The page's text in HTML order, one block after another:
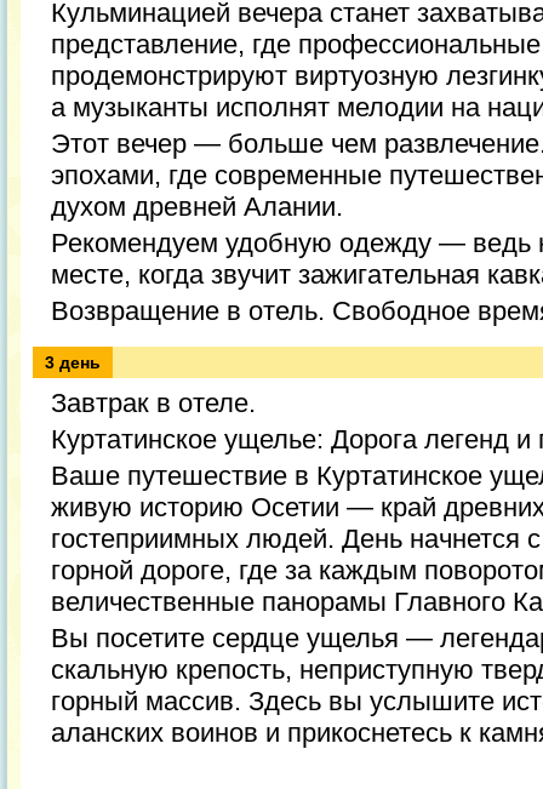
Кульминацией вечера станет
представление, где
продемонстрируют виртуозную
а музыканты исполнят мелодии на
Этот вечер — больше чем
эпохами, где современные
духом древней Алании.
Рекомендуем удобную одежду — ведь
месте, когда звучит зажигательная
Возвращение в отель. Свободное
3 день
Завтрак в отеле.
Куртатинское ущелье: Дорога легенд и
Ваше путешествие в Куртатинское
живую историю Осетии — край
гостеприимных людей. День начнется
горной дороге, где за каждым
величественные панорамы Главного
Вы посетите сердце ущелья —
скальную крепость, неприступную
горный массив. Здесь вы услышите
аланских воинов и прикоснетесь к